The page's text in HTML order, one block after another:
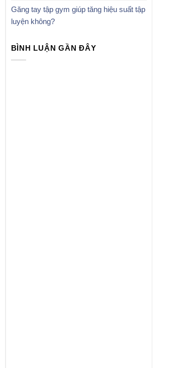
Găng tay tập gym giúp tăng hiệu suất tập
luyện không?
BÌNH LUẬN GẦN ĐÂY